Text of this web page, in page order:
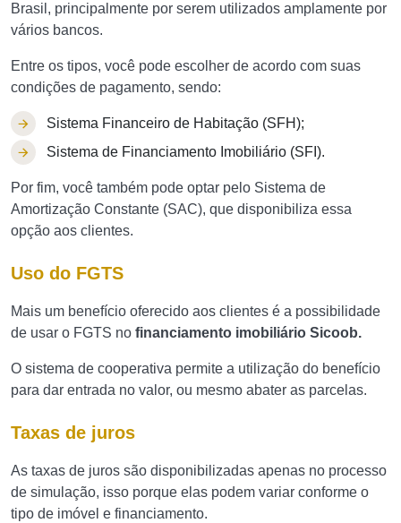
Brasil, principalmente por serem utilizados amplamente por
vários bancos.
Entre os tipos, você pode escolher de acordo com suas
condições de pagamento, sendo:
Sistema Financeiro de Habitação (SFH);
Sistema de Financiamento Imobiliário (SFI).
Por fim, você também pode optar pelo Sistema de
Amortização Constante (SAC), que disponibiliza essa
opção aos clientes.
Uso do FGTS
Mais um benefício oferecido aos clientes é a possibilidade
de usar o FGTS no financiamento imobiliário Sicoob.
O sistema de cooperativa permite a utilização do benefício
para dar entrada no valor, ou mesmo abater as parcelas.
Taxas de juros
As taxas de juros são disponibilizadas apenas no processo
de simulação, isso porque elas podem variar conforme o
tipo de imóvel e financiamento.